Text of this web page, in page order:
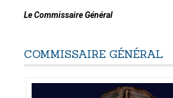
Le Commissaire Général
COMMISSAIRE GÉNÉRAL